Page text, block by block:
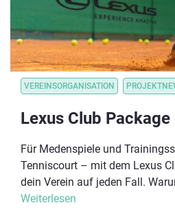
VEREINSORGANISATION
Lexus Club
Für Medenspiele und
Tenniscourt – mit dem Lexus
dein Verein auf jeden Fall.
zusammengestellt haben, das
Weiterlesen